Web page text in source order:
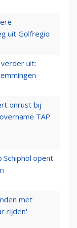
uit Golfregio
uit:
onrust bij
TAP
Schiphol opent
met
rijden'